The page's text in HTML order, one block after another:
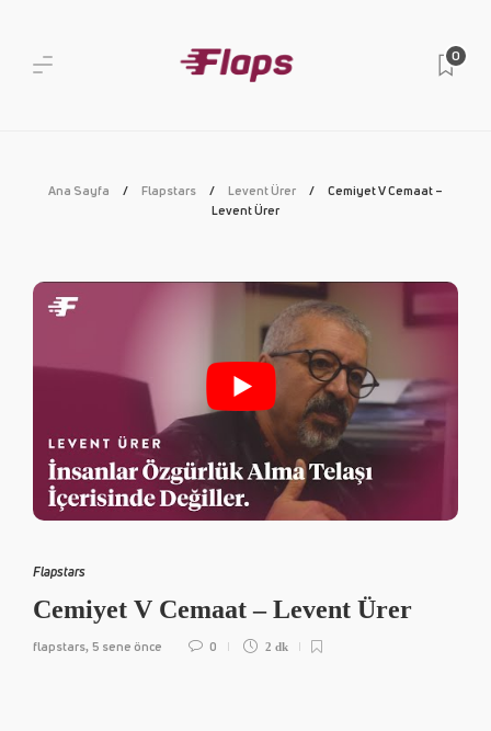
0
Ana Sayfa Flapstars Levent Ürer
Cemiyet V Cemaat –
Levent Ürer
Flapstars
Cemiyet V Cemaat – Levent Ürer
flapstars, 5 sene önce 0 2 dk